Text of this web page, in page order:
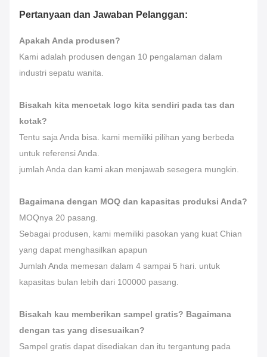
Pertanyaan dan Jawaban Pelanggan:
Apakah Anda produsen?
Kami adalah produsen dengan 10 pengalaman dalam
industri sepatu wanita.
Bisakah kita mencetak logo kita sendiri pada tas dan
kotak?
Tentu saja Anda bisa. kami memiliki pilihan yang berbeda
untuk referensi Anda.
jumlah Anda dan kami akan menjawab sesegera mungkin.
Bagaimana dengan MOQ dan kapasitas produksi Anda?
MOQnya 20 pasang.
Sebagai produsen, kami memiliki pasokan yang kuat Chian
yang dapat menghasilkan apapun
Jumlah Anda memesan dalam 4 sampai 5 hari. untuk
kapasitas bulan lebih dari 100000 pasang.
Bisakah kau memberikan sampel gratis? Bagaimana
dengan tas yang disesuaikan?
Sampel gratis dapat disediakan dan itu tergantung pada